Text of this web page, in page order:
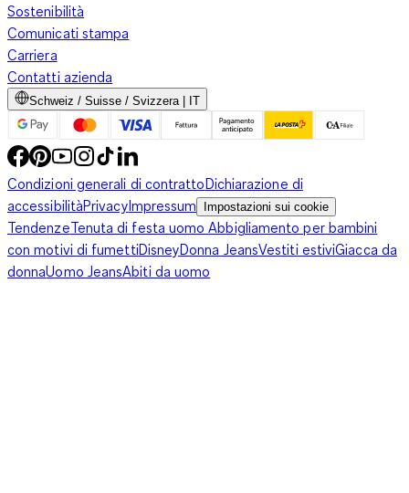
Sostenibilità
Comunicati stampa
Carriera
Contatti azienda
Schweiz / Suisse / Svizzera | IT
Condizioni generali di contrattoDichiarazione di
accessibilitàPrivacyImpressum Impostazioni sui cookie
TendenzeTenuta di festa uomoAbbigliamento per bambini
con motivi di fumettiDisneyDonna JeansVestiti estiviGiacca da
donnaUomo JeansAbiti da uomo